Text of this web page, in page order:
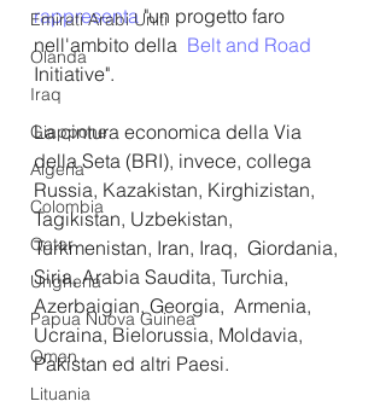
Emirati Arabi Uniti
Olanda
Iraq
Giappone
Algeria
Colombia
Qatar
Ungheria
Papua Nuova Guinea
Oman
Lituania
rappresenta "un progetto faro
nell'ambito della Belt and Road
Initiative".
La cintura economica della Via
della Seta (BRI), invece, collega
Russia, Kazakistan, Kirghizistan,
Tagikistan, Uzbekistan,
Turkmenistan, Iran, Iraq,  Giordania,
Siria, Arabia Saudita, Turchia,
Azerbaigian, Georgia,  Armenia,
Ucraina, Bielorussia, Moldavia,
Pakistan ed altri Paesi.